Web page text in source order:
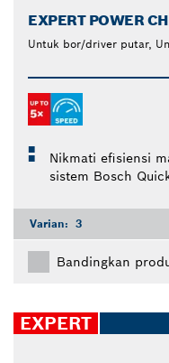
EXPERT POWER
Untuk bor/driver putar,
Nikmati efisiensi
sistem Bosch
Varian: 3
Bandingkan
EXPERT